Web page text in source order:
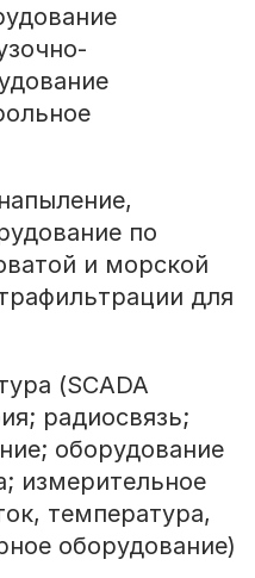
по
и морской
для
(SCADA
радиосвязь;
оборудование
измерительное
температура,
оборудование)